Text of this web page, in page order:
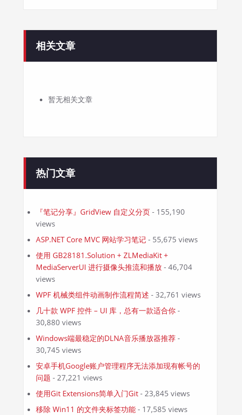
相关文章
暂无相关文章
热门文章
『笔记分享』GridView 自定义分页 - 155,190
views
ASP.NET Core MVC 网站学习笔记 - 55,675 views
使用 GB28181.Solution + ZLMediaKit +
MediaServerUI 进行摄像头推流和播放 - 46,704
views
WPF 机械类组件动画制作流程简述 - 32,761 views
几十款 WPF 控件 – UI 库，总有一款适合你 -
30,880 views
Windows端最稳定的DLNA音乐播放器推荐 -
30,745 views
安卓手机Google账户管理程序无法添加现有帐号的
问题 - 27,221 views
使用Git Extensions简单入门Git - 23,845 views
移除 Win11 的文件夹标签功能 - 17,585 views